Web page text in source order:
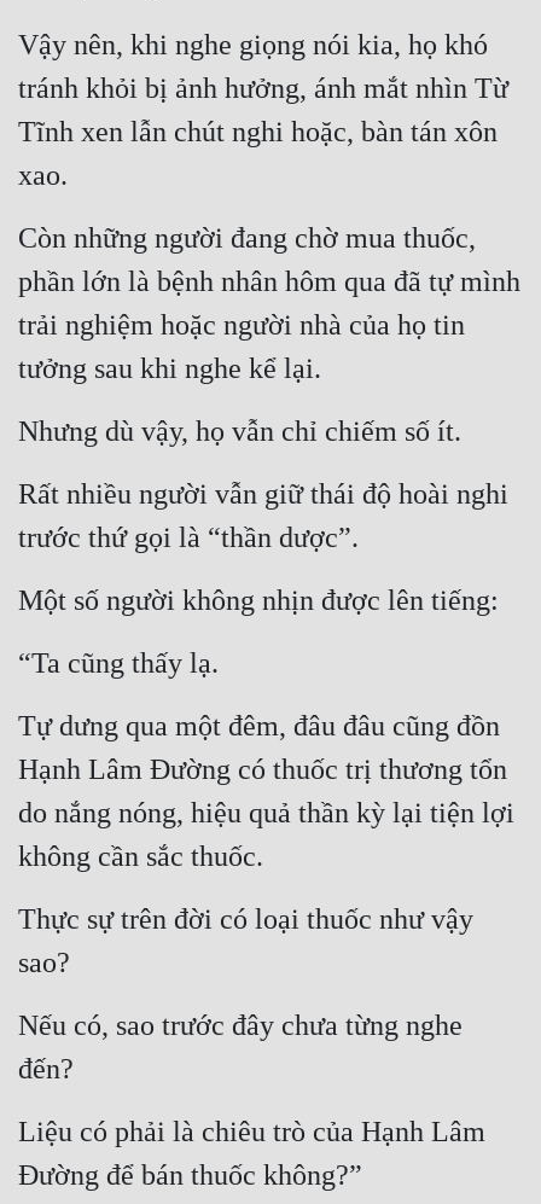
Vậy nên, khi nghe giọng nói kia, họ khó
tránh khỏi bị ảnh hưởng, ánh mắt nhìn Từ
Tĩnh xen lẫn chút nghi hoặc, bàn tán xôn
xao.
Còn những người đang chờ mua thuốc,
phần lớn là bệnh nhân hôm qua đã tự mình
trải nghiệm hoặc người nhà của họ tin
tưởng sau khi nghe kể lại.
Nhưng dù vậy, họ vẫn chỉ chiếm số ít.
Rất nhiều người vẫn giữ thái độ hoài nghi
trước thứ gọi là “thần dược”.
Một số người không nhịn được lên tiếng:
“Ta cũng thấy lạ.
Tự dưng qua một đêm, đâu đâu cũng đồn
Hạnh Lâm Đường có thuốc trị thương tổn
do nắng nóng, hiệu quả thần kỳ lại tiện lợi
không cần sắc thuốc.
Thực sự trên đời có loại thuốc như vậy
sao?
Nếu có, sao trước đây chưa từng nghe
đến?
Liệu có phải là chiêu trò của Hạnh Lâm
Đường để bán thuốc không?”